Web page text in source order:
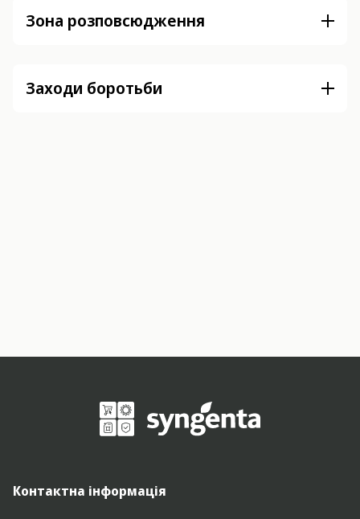
Зона розповсюдження
Заходи боротьби
Контактна інформація